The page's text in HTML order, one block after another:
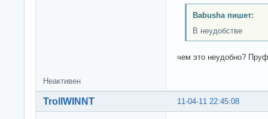
Babusha пишет:
В неудобстве
чем это неудобно?
Неактивен
11-04-11 22:45:08
TrollWINNT